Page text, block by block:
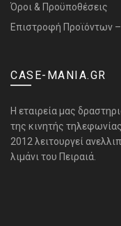
Όροι & Προϋποθέσεις
Επιστροφή Προϊόντων
CASE-MANIA.GR
H εταιρεία μας
της κινητής
2012 λειτουργεί
λιμάνι του Πειραιά.